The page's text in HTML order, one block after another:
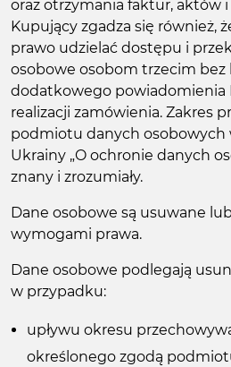
oraz otrzymania faktur, aktów
Kupujący zgadza się również,
prawo udzielać dostępu i
osobowe osobom trzecim bez
dodatkowego powiadomienia
realizacji zamówienia. Zakres
podmiotu danych osobowych
Ukrainy „O ochronie danych
znany i zrozumiały.
Dane osobowe są usuwane
wymogami prawa.
Dane osobowe podlegają
w przypadku:
upływu okresu
określonego zgodą